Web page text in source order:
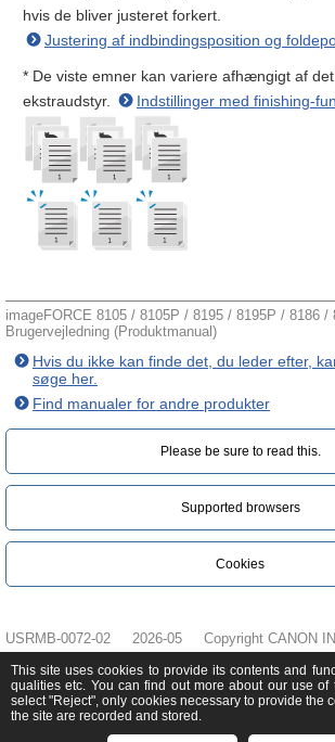
hvis de bliver justeret forkert.
Justering af indbindingsposition og
* De viste emner kan variere afhængigt af
ekstraudstyr.
Indstillinger med finishing-
imageFORCE 8105 / 8105P / 8195 / 8195P / 8186 /
Brugervejledning (Produktmanual)
Hvis du ikke kan finde det, du leder efter,
søge her.
Find manualer for andre produkter
Please be sure to read this.‎
Supported browsers
Cookies
USRMB-0072-02 2026-05 Copyright CANON
This site uses cookies to provide its contents and
qualities etc. You can find out more about our use of
select "Reject", only cookies necessary to provide the
the site are recorded and stored.